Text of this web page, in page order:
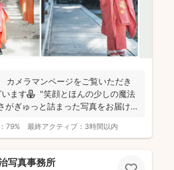
カメラマンページをご覧いただき
います⚘ "笑顔とほんの少しの魔法
がぎゅっと詰まった写真をお届け
79% 最終アクティブ： 3時間以内
写真事務所